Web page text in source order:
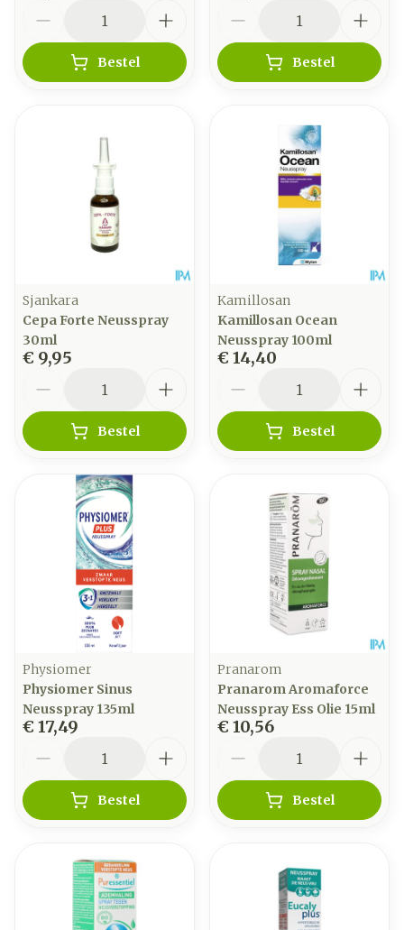
Bestel Bestel
Sjankara
Cepa Forte Neusspray
30ml
€ 9,95
Bestel
Kamillosan
Kamillosan Ocean
Neusspray 100ml
€ 14,40
Bestel
Physiomer
Physiomer Sinus
Neusspray 135ml
€ 17,49
Bestel
Pranarom
Pranarom Aromaforce
Neusspray Ess Olie 15ml
€ 10,56
Bestel